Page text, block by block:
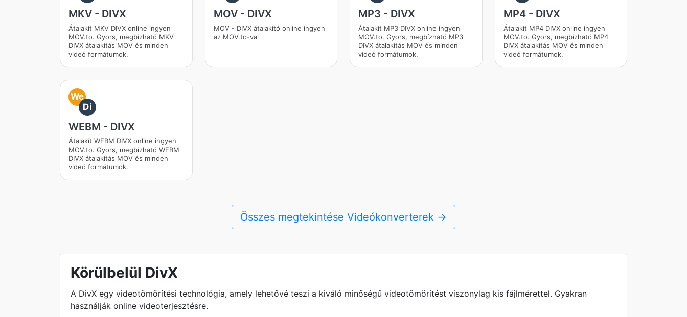
MKV - DIVX
Átalakít MKV DIVX online ingyen
MOV.to. Gyors, megbízható MKV
DIVX átalakítás MOV és minden
videó formátumok.
MOV - DIVX
MOV - DIVX átalakító online ingyen
az MOV.to-val
MP3 - DIVX
Átalakít MP3 DIVX online ingyen
MOV.to. Gyors, megbízható MP3
DIVX átalakítás MOV és minden
videó formátumok.
MP4 - DIVX
Átalakít MP4 DIVX online ingyen
MOV.to. Gyors, megbízható MP4
DIVX átalakítás MOV és minden
videó formátumok.
We
Di
WEBM - DIVX
Átalakít WEBM DIVX online ingyen
MOV.to. Gyors, megbízható WEBM
DIVX átalakítás MOV és minden
videó formátumok.
Összes megtekintése Videókonverterek →
Körülbelül DivX
A DivX egy videotömörítési technológia, amely lehetővé teszi a kiváló minőségű videotömörítést viszonylag kis fájlmérettel. Gyakran
használják online videoterjesztésre.